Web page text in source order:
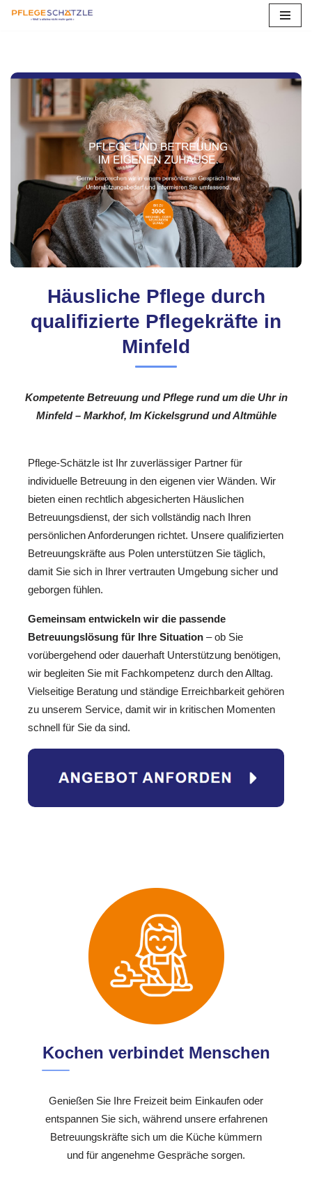
springen
Häusliche Pflege durch
qualifizierte Pflegekräfte in
Minfeld
Kompetente Betreuung und Pflege rund um die Uhr in
Minfeld – Markhof, Im Kickelsgrund und Altmühle
Pflege-Schätzle ist Ihr zuverlässiger Partner für
individuelle Betreuung in den eigenen vier Wänden. Wir
bieten einen rechtlich abgesicherten Häuslichen
Betreuungsdienst, der sich vollständig nach Ihren
persönlichen Anforderungen richtet. Unsere qualifizierten
Betreuungskräfte aus Polen unterstützen Sie täglich,
damit Sie sich in Ihrer vertrauten Umgebung sicher und
geborgen fühlen.
Gemeinsam entwickeln wir die passende
Betreuungslösung für Ihre Situation – ob Sie
vorübergehend oder dauerhaft Unterstützung benötigen,
wir begleiten Sie mit Fachkompetenz durch den Alltag.
Vielseitige Beratung und ständige Erreichbarkeit gehören
zu unserem Service, damit wir in kritischen Momenten
schnell für Sie da sind.
Kochen verbindet Menschen
Genießen Sie Ihre Freizeit beim Einkaufen oder
entspannen Sie sich, während unsere erfahrenen
Betreuungskräfte sich um die Küche kümmern
und für angenehme Gespräche sorgen.